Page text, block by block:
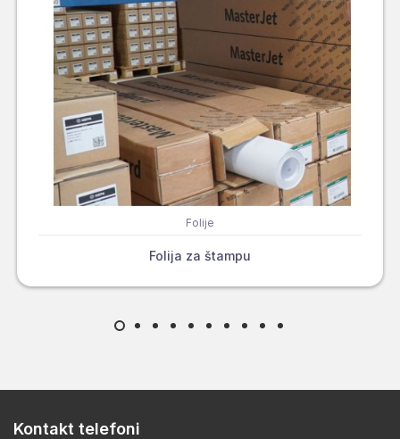
Folije
Folija za štampu
Kontakt telefoni